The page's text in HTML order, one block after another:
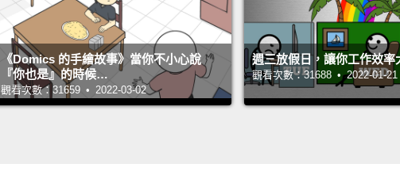
《Domics 的手繪故事》當你不小心說
『你也是』的時候…
觀看次數：31659 • 2022-03-02
週三放假日，讓你工作效率
觀看次數：31688 • 2022-01-21